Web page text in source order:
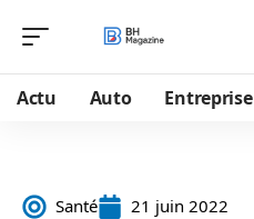
Actu Auto Entreprise
Santé 21 juin 2022